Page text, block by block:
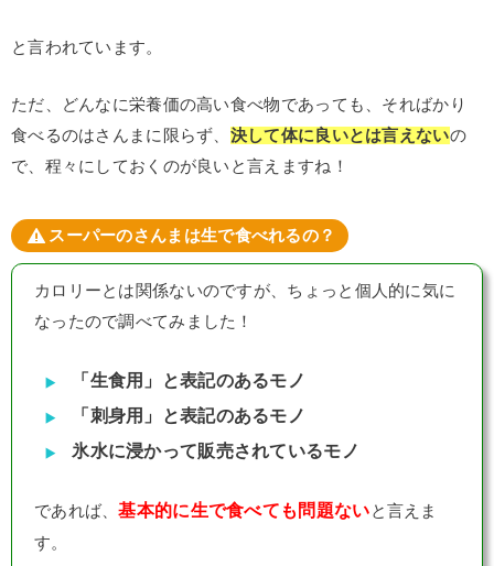
と言われています。
ただ、どんなに栄養価の高い食べ物であっても、そればかり
食べるのはさんまに限らず、 決して体に良いとは言えないの
で、程々にしておくのが良いと言えますね！
スーパーのさんまは生で食べれるの？
カロリーとは関係ないのですが、ちょっと個人的に気に
なったので調べてみました！
「生食用」と表記のあるモノ
「刺身用」と表記のあるモノ
氷水に浸かって販売されているモノ
であれば、基本的に生で食べても問題ないと言えま
す。